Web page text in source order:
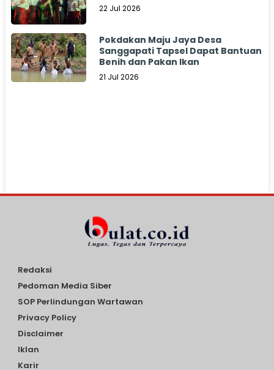
22 Jul 2026
Pokdakan Maju Jaya Desa
Sanggapati Tapsel Dapat Bantuan
Benih dan Pakan Ikan
21 Jul 2026
Redaksi
Pedoman Media Siber
SOP Perlindungan Wartawan
Privacy Policy
Disclaimer
Iklan
Karir